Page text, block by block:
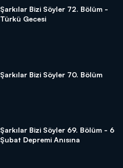
Şarkılar Bizi Söyler 72. Bölüm -
Türkü Gecesi
Şarkılar Bizi Söyler 70. Bölüm
Şarkılar Bizi Söyler 69. Bölüm - 6
Şubat Depremi Anısına